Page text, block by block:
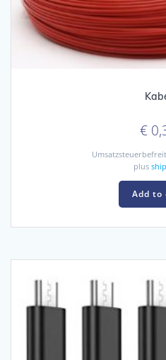
€
plus
Add to